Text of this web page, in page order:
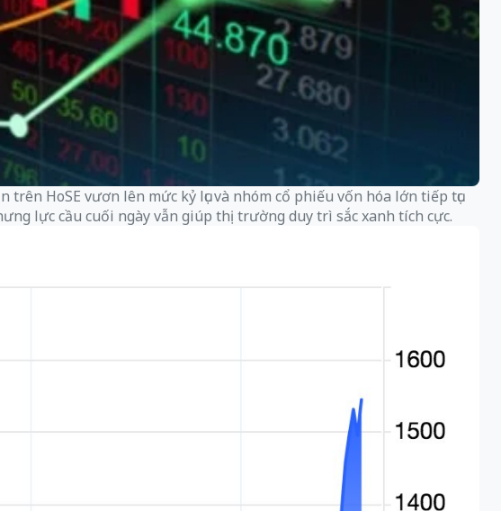
HoSE vươn lên mức kỷ lục và nhóm cổ phiếu vốn hóa lớn tiếp tục
lực cầu cuối ngày vẫn giúp thị trường duy trì sắc xanh tích cực.